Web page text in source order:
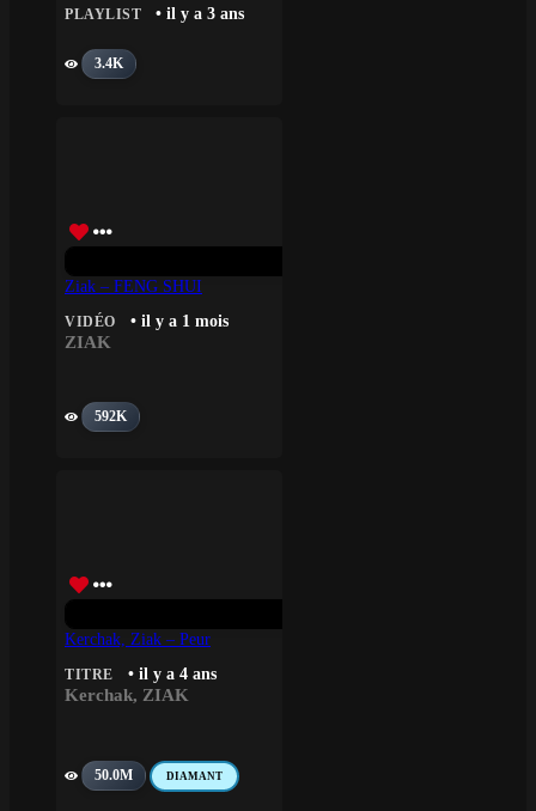
PLAYLIST • il y a 3 ans
3.4K
Ziak – FENG SHUI
VIDÉO • il y a 1 mois
ZIAK
592K
Kerchak, Ziak – Peur
TITRE • il y a 4 ans
Kerchak, ZIAK
50.0M DIAMANT